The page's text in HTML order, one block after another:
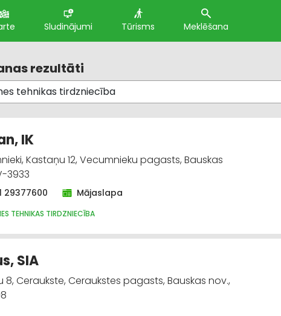
Sludinājumi Tūrisms Meklēšana
rezultāti
IK
Kastaņu 12, Vecumnieku pagasts, Bauskas
3933
29377600 Mājaslapa
TEHNIKAS TIRDZNIECĪBA
SIA
8, Ceraukste, Ceraukstes pagasts, Bauskas nov.,